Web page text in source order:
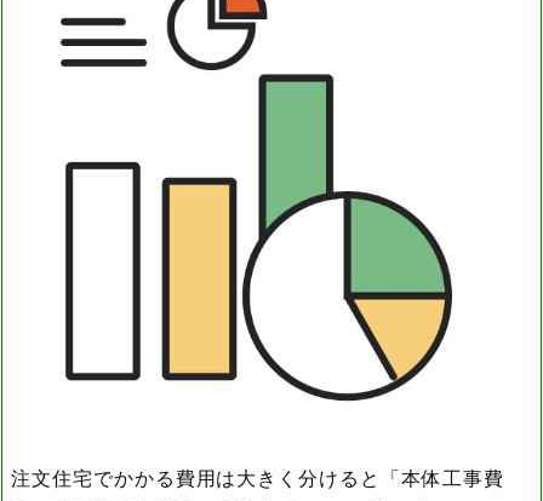
茨
城
36 6
注文住宅でかかる費用は大きく分けると「本体工事費